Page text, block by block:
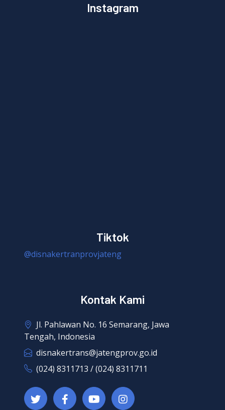
Instagram
Tiktok
@disnakertranprovjateng
Kontak Kami
Jl. Pahlawan No. 16 Semarang, Jawa
Tengah, Indonesia
disnakertrans@jatengprov.go.id
(024) 8311713 / (024) 8311711